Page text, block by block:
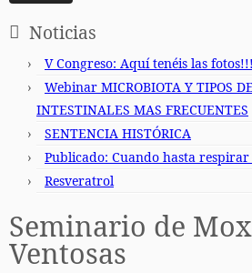
Noticias
V Congreso: Aquí tenéis las fotos!!!
Webinar MICROBIOTA Y TIPOS
INTESTINALES MAS FRECUENTES
SENTENCIA HISTÓRICA
Publicado: Cuando hasta respirar
Resveratrol
Seminario de
Ventosas